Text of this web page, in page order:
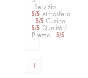
Servizio :
5/5 Atmosfera
: 5/5 Cucina :
5/5 Qualità /
Prezzo : 5/5
1